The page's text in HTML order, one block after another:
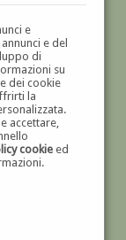
e
e del
di
su
dei cookie
la
accettare,
cookieed
'900